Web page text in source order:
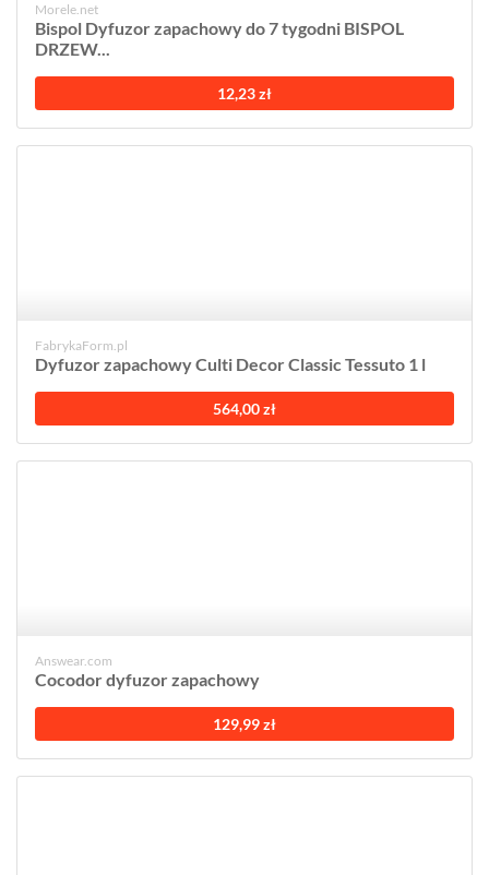
Morele.net
Bispol Dyfuzor zapachowy do 7 tygodni BISPOL
DRZEW...
12,23 zł
FabrykaForm.pl
Dyfuzor zapachowy Culti Decor Classic Tessuto 1 l
564,00 zł
Answear.com
Cocodor dyfuzor zapachowy
129,99 zł